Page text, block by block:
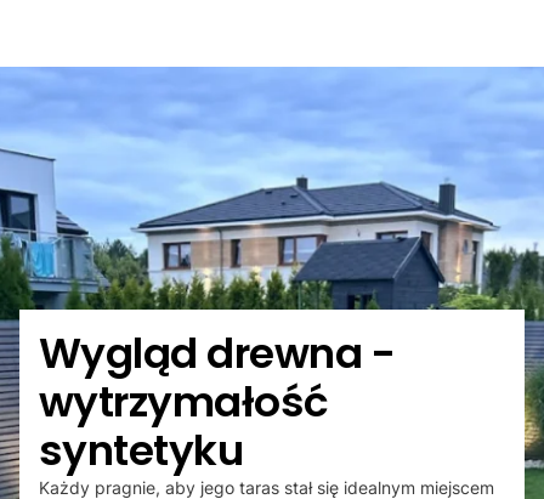
Wygląd drewna -
wytrzymałość
syntetyku
Każdy pragnie, aby jego taras stał się idealnym miejscem